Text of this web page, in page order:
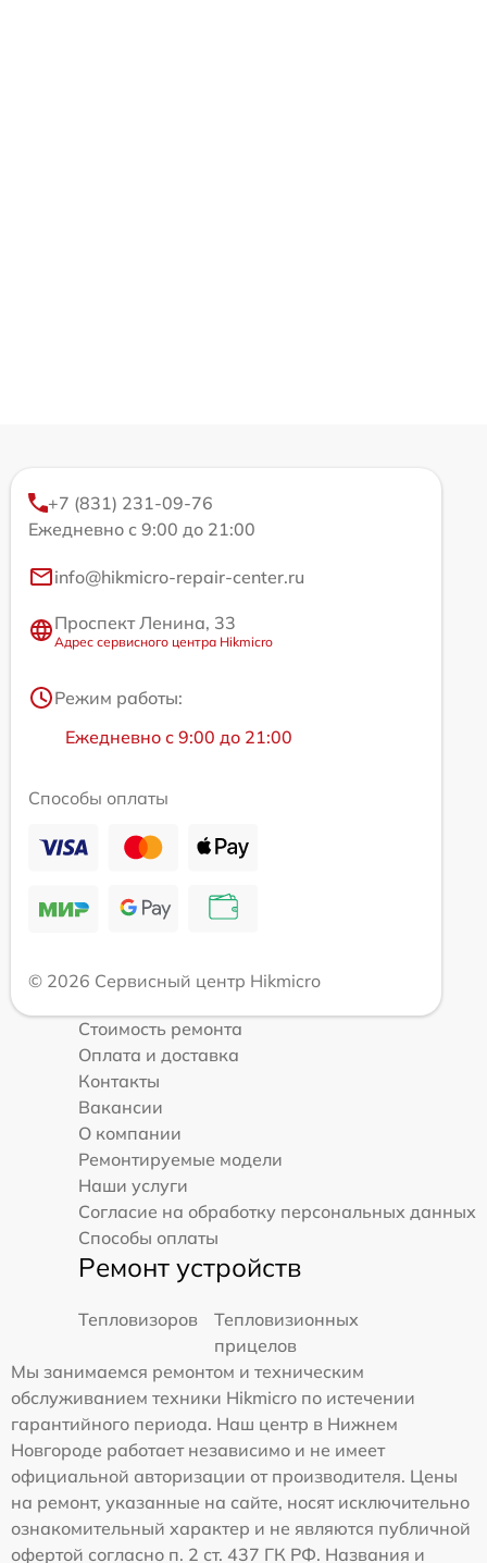
+7 (831) 231-09-76
Ежедневно с 9:00 до 21:00
info@hikmicro-repair-center.ru
Проспект Ленина, 33
Адрес сервисного центра Hikmicro
Режим работы:
Ежедневно с 9:00 до 21:00
Способы оплаты
© 2026 Сервисный центр Hikmicro
Стоимость ремонта
Оплата и доставка
Контакты
Вакансии
О компании
Ремонтируемые модели
Наши услуги
Согласие на обработку персональных данных
Способы оплаты
Ремонт устройств
Тепловизоров
Тепловизионных
прицелов
Мы занимаемся ремонтом и техническим
обслуживанием техники Hikmicro по истечении
гарантийного периода. Наш центр в Нижнем
Новгороде работает независимо и не имеет
официальной авторизации от производителя. Цены
на ремонт, указанные на сайте, носят исключительно
ознакомительный характер и не являются публичной
офертой согласно п. 2 ст. 437 ГК РФ. Названия и